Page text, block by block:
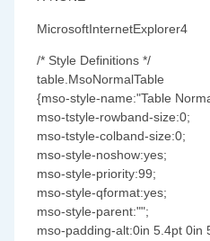
MicrosoftInternetExplorer4
/* Style Definitions */
table.MsoNormalTable
{mso-style-name:"Table
mso-tstyle-rowband-size:0;
mso-tstyle-colband-size:0;
mso-style-noshow:yes;
mso-style-priority:99;
mso-style-qformat:yes;
mso-style-parent:"";
mso-padding-alt:0in 5.4pt 0in